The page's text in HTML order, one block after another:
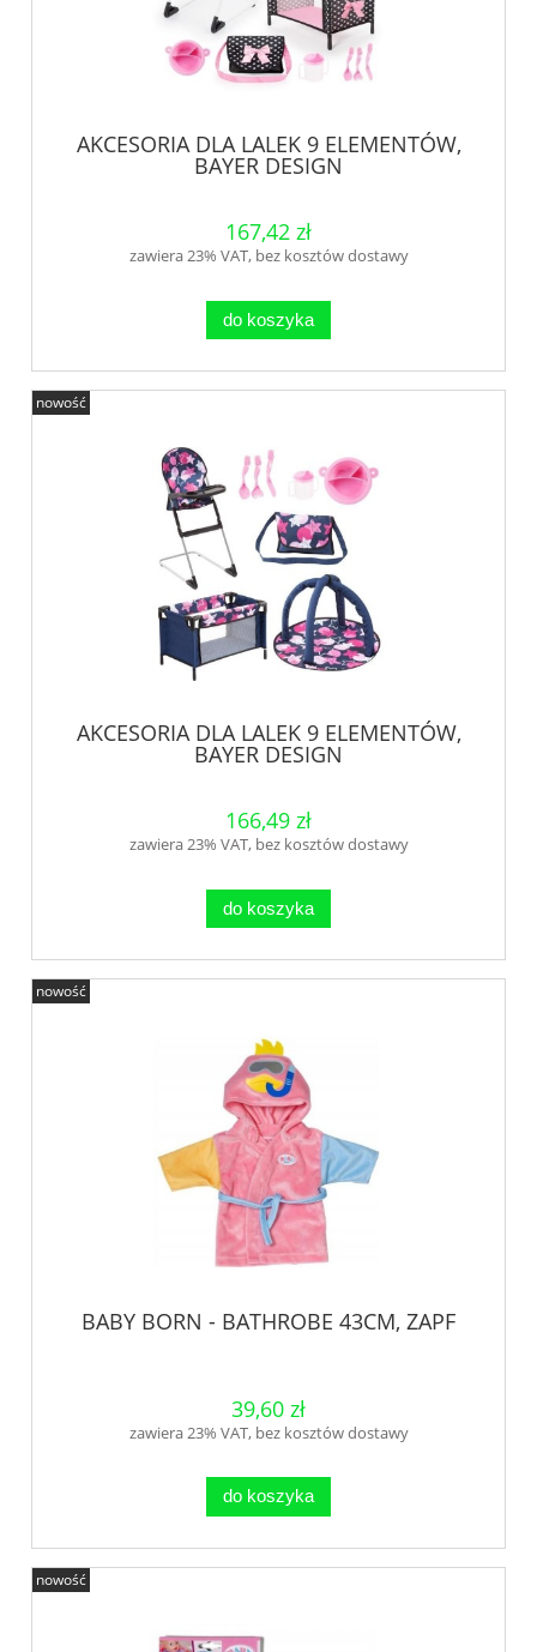
AKCESORIA DLA LALEK 9 ELEMENTÓW,
BAYER DESIGN
167,42 zł
zawiera 23% VAT, bez kosztów dostawy
do koszyka
AKCESORIA DLA LALEK 9 ELEMENTÓW,
BAYER DESIGN
166,49 zł
zawiera 23% VAT, bez kosztów dostawy
do koszyka
nowość
BABY BORN - BATHROBE 43CM, ZAPF
39,60 zł
zawiera 23% VAT, bez kosztów dostawy
do koszyka
nowość
nowość